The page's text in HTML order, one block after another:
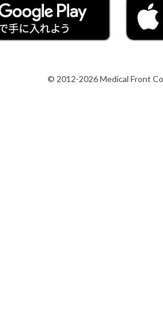
© 2012-2026 Medical Front